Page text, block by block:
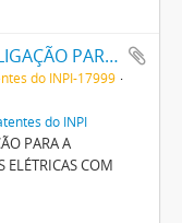
UM NOVO MODO DE LIGAÇÃO PARA A PRODUCÇÃO DE OSCILLAÇÕES ELECTRICAS COM TUBOS DE VACUO
do INPI-17999
do INPI
PARA A
ELÉTRICAS COM